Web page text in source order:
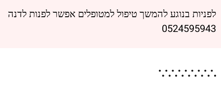
לפניות בנוגע להמשך טיפול למטופלים אפשר לפנות לדנה
0524595943